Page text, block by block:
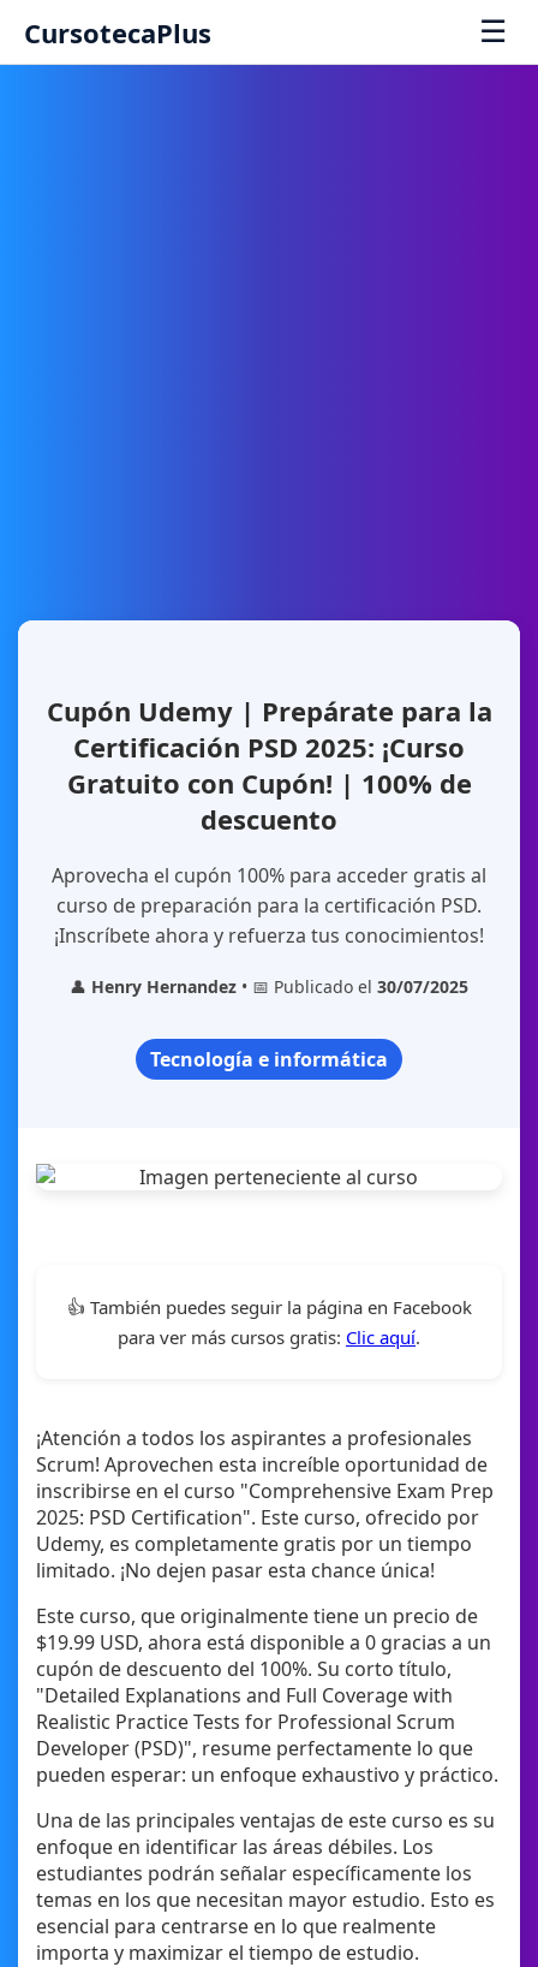
CursotecaPlus ☰
Cupón Udemy | Prepárate para la
Certificación PSD 2025: ¡Curso
Gratuito con Cupón! | 100% de
descuento
Aprovecha el cupón 100% para acceder gratis al
curso de preparación para la certificación PSD.
¡Inscríbete ahora y refuerza tus conocimientos!
👤 Henry Hernandez • 📅 Publicado el 30/07/2025
Tecnología e informática
👍 También puedes seguir la página en Facebook
para ver más cursos gratis: Clic aquí.
¡Atención a todos los aspirantes a profesionales
Scrum! Aprovechen esta increíble oportunidad de
inscribirse en el curso "Comprehensive Exam Prep
2025: PSD Certification". Este curso, ofrecido por
Udemy, es completamente gratis por un tiempo
limitado. ¡No dejen pasar esta chance única!
Este curso, que originalmente tiene un precio de
$19.99 USD, ahora está disponible a 0 gracias a un
cupón de descuento del 100%. Su corto título,
"Detailed Explanations and Full Coverage with
Realistic Practice Tests for Professional Scrum
Developer (PSD)", resume perfectamente lo que
pueden esperar: un enfoque exhaustivo y práctico.
Una de las principales ventajas de este curso es su
enfoque en identificar las áreas débiles. Los
estudiantes podrán señalar específicamente los
temas en los que necesitan mayor estudio. Esto es
esencial para centrarse en lo que realmente
importa y maximizar el tiempo de estudio.